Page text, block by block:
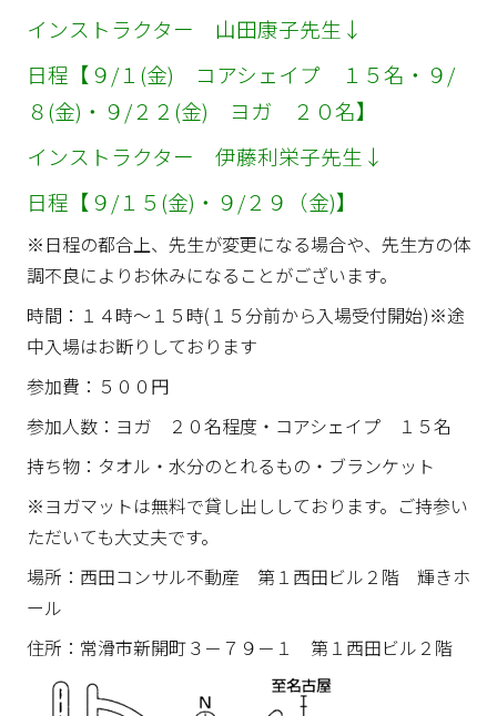
インストラクター 山田康子先生↓
日程【９/１(金) コアシェイプ １５名・９/
８(金)・９/２２(金) ヨガ ２０名】
インストラクター 伊藤利栄子先生↓
日程【９/１５(金)・９/２９（金)】
※日程の都合上、先生が変更になる場合や、先生方の体
調不良によりお休みになることがございます。
時間：１４時～１５時(１５分前から入場受付開始)※途
中入場はお断りしております
参加費：５００円
参加人数：ヨガ ２０名程度・コアシェイプ １５名
持ち物：タオル・水分のとれるもの・ブランケット
※ヨガマットは無料で貸し出ししております。ご持参い
ただいても大丈夫です。
場所：西田コンサル不動産 第１西田ビル２階 輝きホ
ール
住所：常滑市新開町３－７９－１ 第１西田ビル２階